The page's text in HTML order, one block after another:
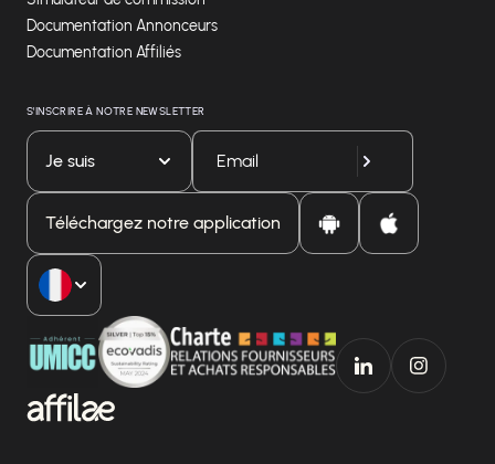
Documentation Annonceurs
Documentation Affiliés
S'INSCRIRE À NOTRE NEWSLETTER
Je suis
Téléchargez notre application